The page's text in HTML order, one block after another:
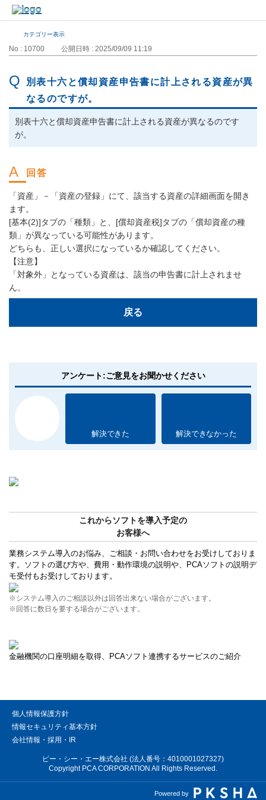
カテゴリー表示
No : 10700 公開日時 : 2025/09/09 11:19
別表十六と償却資産申告書に計上される資産が異
なるのですが。
別表十六と償却資産申告書に計上される資産が異なるのです
が。
「資産」－「資産の登録」にて、該当する資産の詳細画面を開き
ます。
[基本(2)]タブの「種類」と、[償却資産税]タブの「償却資産の種
類」が異なっている可能性があります。
どちらも、正しい選択になっているか確認してください。
【注意】
「対象外」となっている資産は、該当の申告書に計上されませ
ん。
戻る
アンケート:ご意見をお聞かせください
解決できた 解決できなかった
これからソフトを導入予定の
お客様へ
業務システム導入のお悩み、ご相談・お問い合わせをお受けしておりま
す。ソフトの選び方や、費用・動作環境の説明や、PCAソフトの説明デ
モ受付もお受けしております。
※システム導入のご相談以外は回答出来ない場合がございます。
※回答に数日を要する場合がございます。
金融機関の口座明細を取得、PCAソフト連携するサービスのご紹介
個人情報保護方針
情報セキュリティ基本方針
会社情報・採用・IR
ピー・シー・エー株式会社 (法人番号：4010001027327)
Copyright PCA CORPORATION All Rights Reserved.
Powered by